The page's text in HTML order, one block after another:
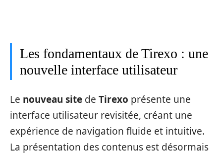
Les fondamentaux de Tirexo : une
nouvelle interface utilisateur
Le nouveau site de Tirexo présente une
interface utilisateur revisitée, créant une
expérience de navigation fluide et intuitive.
La présentation des contenus est désormais